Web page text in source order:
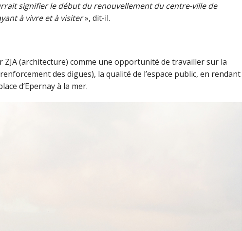
signifier le début du renouvellement du centre-ville de
à vivre et à visiter», dit-il.
ZJA (architecture) comme une opportunité de travailler sur la
des digues), la qualité de l’espace public, en rendant
d’Epernay à la mer.